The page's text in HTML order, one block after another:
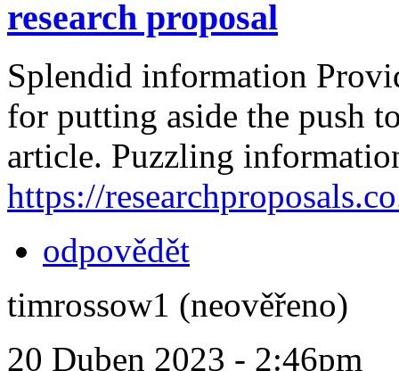
research proposal
Splendid information
for putting aside the push
article. Puzzling
https://
odpovědět
timrossow1 (neověřeno)
20 Duben 2023 - 2:46pm